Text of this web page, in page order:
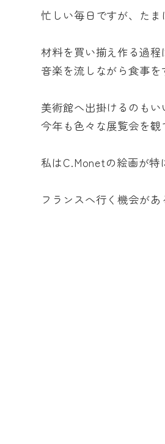
忙しい毎日ですが、たま
材料を買い揃え作る過
音楽を流しながら食事
美術館へ出掛けるのもい
今年も色々な展覧会を
私はC.Monetの絵画が特
フランスへ行く機会が